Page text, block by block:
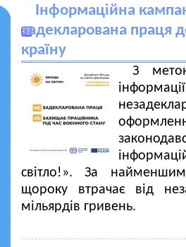
Інформаційна
задекларована праця
країну
З
світло!». За
щороку втрачає від
мільярдів гривень.